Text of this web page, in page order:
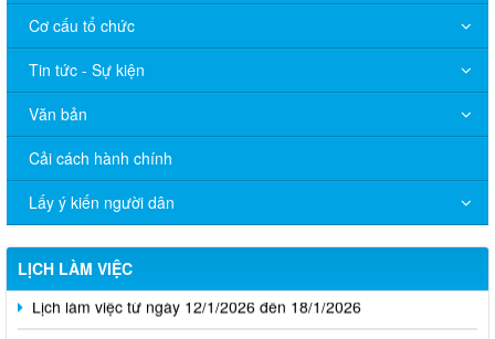
Cải cách hành chính
Lấy ý kiến người dân
LỊCH LÀM VIỆC
Lịch làm việc từ ngày 12/1/2026 đến 18/1/2026
Chương trình làm việc từ ngày 15/12/2025 - 21/12/2025
Lịch làm việc của Đảng ủy - Hội đồng nhân dân - Ủy ban nhân
dân xã Long Thành tuần 45 (3/10/2025 - 9/102025)